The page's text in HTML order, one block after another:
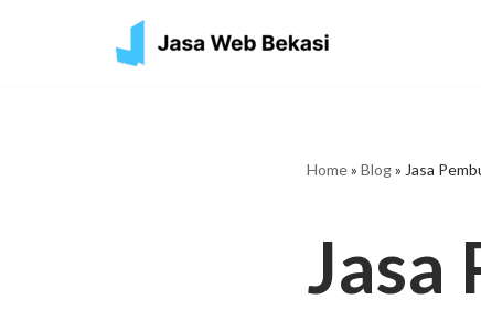
Home» Blog» Jasa
Jasa